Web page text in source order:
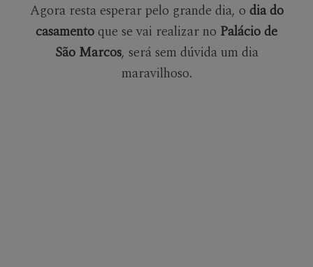
Agora resta esperar pelo grande dia, o dia do
casamentoque se vai realizar no Palácio de
São Marcos, será sem dúvida um dia
maravilhoso.